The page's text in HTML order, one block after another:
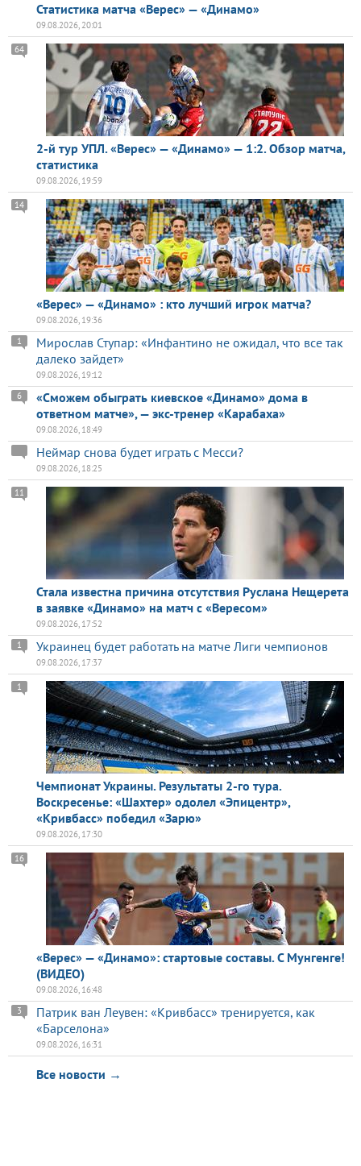
Статистика матча «Верес» — «Динамо»
09.08.2026, 20:01
2-й тур УПЛ. «Верес» — «Динамо» — 1:2. Обзор матча,
статистика
64
09.08.2026, 19:59
«Верес» — «Динамо» : кто лучший игрок матча?
14
09.08.2026, 19:36
Мирослав Ступар: «Инфантино не ожидал, что все так
далеко зайдет»
1
09.08.2026, 19:12
«Сможем обыграть киевское «Динамо» дома в
ответном матче», — экс-тренер «Карабаха»
6
09.08.2026, 18:49
Неймар снова будет играть с Месси?
09.08.2026, 18:25
Стала известна причина отсутствия Руслана Нещерета
в заявке «Динамо» на матч с «Вересом»
11
09.08.2026, 17:52
Украинец будет работать на матче Лиги чемпионов
1
09.08.2026, 17:37
Чемпионат Украины. Результаты 2-го тура.
Воскресенье: «Шахтер» одолел «Эпицентр»,
«Кривбасс» победил «Зарю»
1
09.08.2026, 17:30
«Верес» — «Динамо»: стартовые составы. С Мунгенге!
(ВИДЕО)
16
09.08.2026, 16:48
Патрик ван Леувен: «Кривбасс» тренируется, как
«Барселона»
3
09.08.2026, 16:31
Все новости →